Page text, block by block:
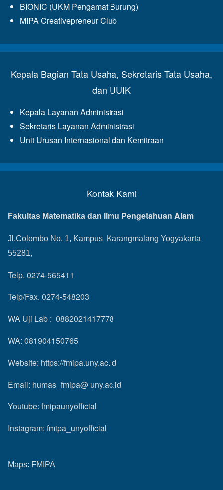
BIONIC (UKM Pengamat Burung)
MIPA Creativepreneur Club
Kepala Bagian Tata Usaha, Sekretaris Tata Usaha,
dan UUIK
Kepala Layanan Administrasi
Sekretaris Layanan Administrasi
Unit Urusan Internasional dan Kemitraan
Kontak Kami
Fakultas Matematika dan Ilmu Pengetahuan Alam
Jl.Colombo No. 1, Kampus Karangmalang Yogyakarta
55281,
Telp. 0274-565411
Telp/Fax. 0274-548203
WA Uji Lab : 0882021417778
WA: 081904150765
Website: https://fmipa.uny.ac.id
Email: humas_fmipa@ uny.ac.id
Youtube: fmipaunyofficial
Instagram: fmipa_unyofficial
Maps: FMIPA